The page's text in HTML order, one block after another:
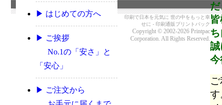
だ
誠
今
す
▶ はじめての方へ
▶ ご挨拶
No.1の「安さ」と
「安心」
▶ ご注文から
印刷で日本を元気に 世の中をもっと幸
せに - 印刷通販プリントパック
Copyright © 2002-2026 Printpac
Corporation. All Rights Reserved.